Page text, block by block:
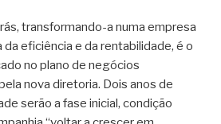
transformando-a numa empresa
da eficiência e da rentabilidade, é o
no plano de negócios
nova diretoria. Dois anos de
serão a fase inicial, condição